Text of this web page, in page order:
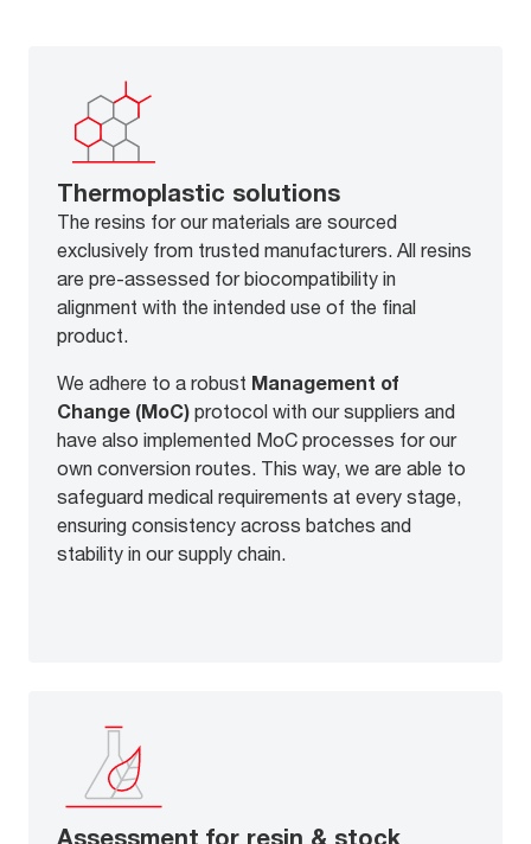
Thermoplastic solutions
The resins for our materials are sourced
exclusively from trusted manufacturers. All resins
are pre-assessed for biocompatibility in
alignment with the intended use of the final
product.
We adhere to a robust Management of
Change (MoC) protocol with our suppliers and
have also implemented MoC processes for our
own conversion routes. This way, we are able to
safeguard medical requirements at every stage,
ensuring consistency across batches and
stability in our supply chain.
Assessment for resin & stock